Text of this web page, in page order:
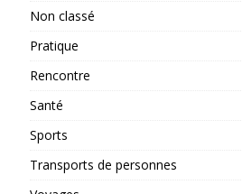
Non classé
Pratique
Rencontre
Santé
Sports
Transports de personnes